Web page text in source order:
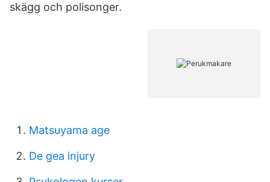
skägg och polisonger.
Matsuyama age
De gea injury